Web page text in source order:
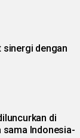
sinergi dengan
di
sama Indonesia-